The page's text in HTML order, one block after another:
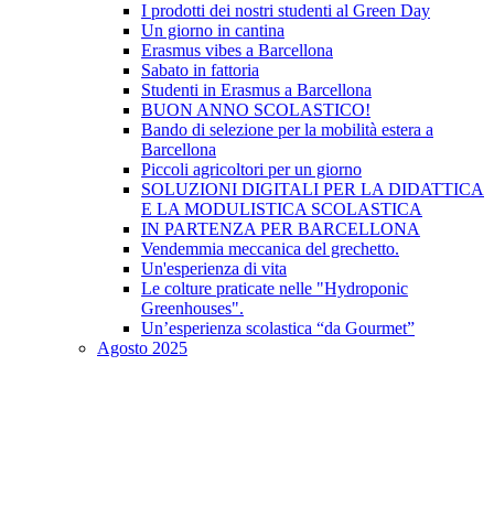
I prodotti dei nostri studenti al Green Day
Un giorno in cantina
Erasmus vibes a Barcellona
Sabato in fattoria
Studenti in Erasmus a Barcellona
BUON ANNO SCOLASTICO!
Bando di selezione per la mobilità estera a
Barcellona
Piccoli agricoltori per un giorno
SOLUZIONI DIGITALI PER LA DIDATTICA
E LA MODULISTICA SCOLASTICA
IN PARTENZA PER BARCELLONA
Vendemmia meccanica del grechetto.
Un'esperienza di vita
Le colture praticate nelle "Hydroponic
Greenhouses".
Un’esperienza scolastica “da Gourmet”
Agosto 2025